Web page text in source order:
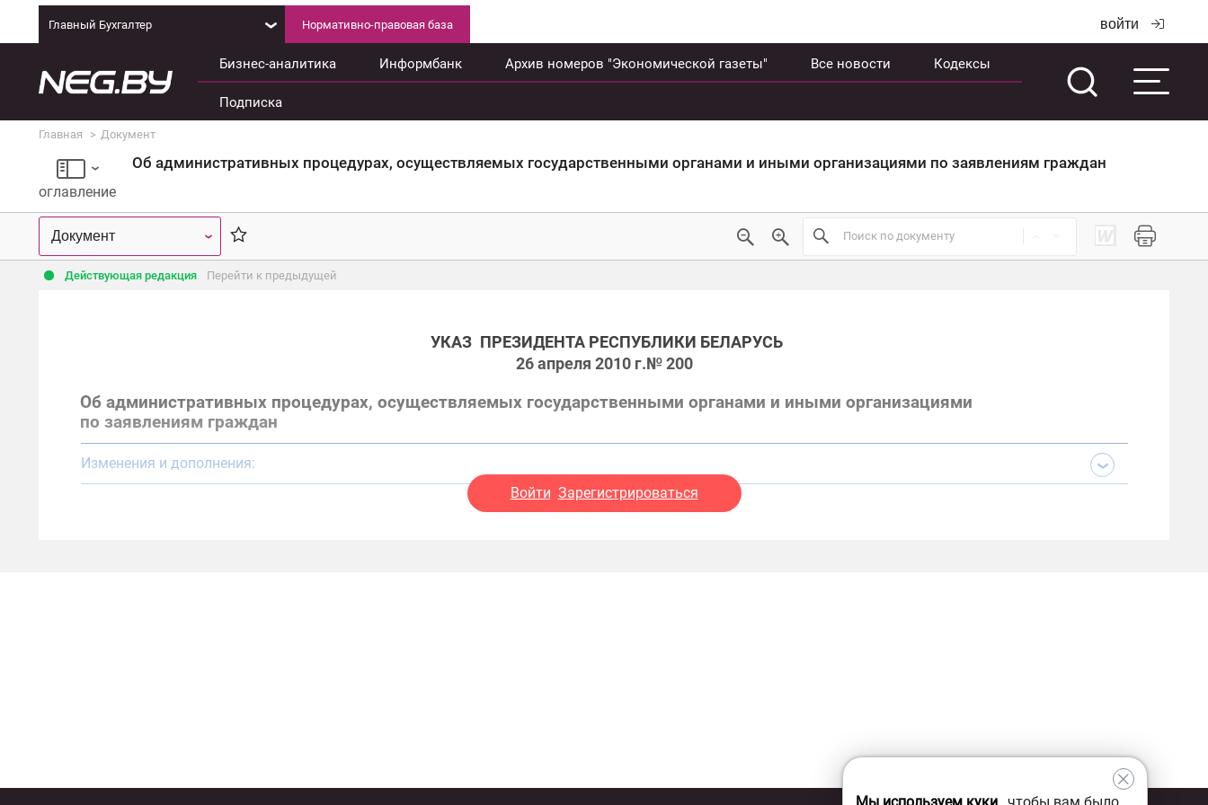
Главный Бухгалтер Нормативно-правовая база войти
Бизнес-аналитика Информбанк Архив номеров "Экономической газеты" Все новости Кодексы
Подписка
Главная Документ
оглавление
Об административных процедурах, осуществляемых государственными органами и иными организациями по заявлениям граждан
Действующая редакция Перейти к предыдущей
УКАЗ ПРЕЗИДЕНТА РЕСПУБЛИКИ БЕЛАРУСЬ
26 апреля 2010 г.№ 200
Об административных процедурах, осуществляемых государственными органами и иными организациями
по заявлениям граждан
Изменения и дополнения:
Войти Зарегистрироваться